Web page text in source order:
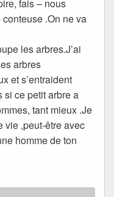
fais – nous
.On ne va
les arbres.J’ai
arbres
et s’entraident
si ce petit arbre a
tant mieux .Je
vie ,peut-être avec
homme de ton